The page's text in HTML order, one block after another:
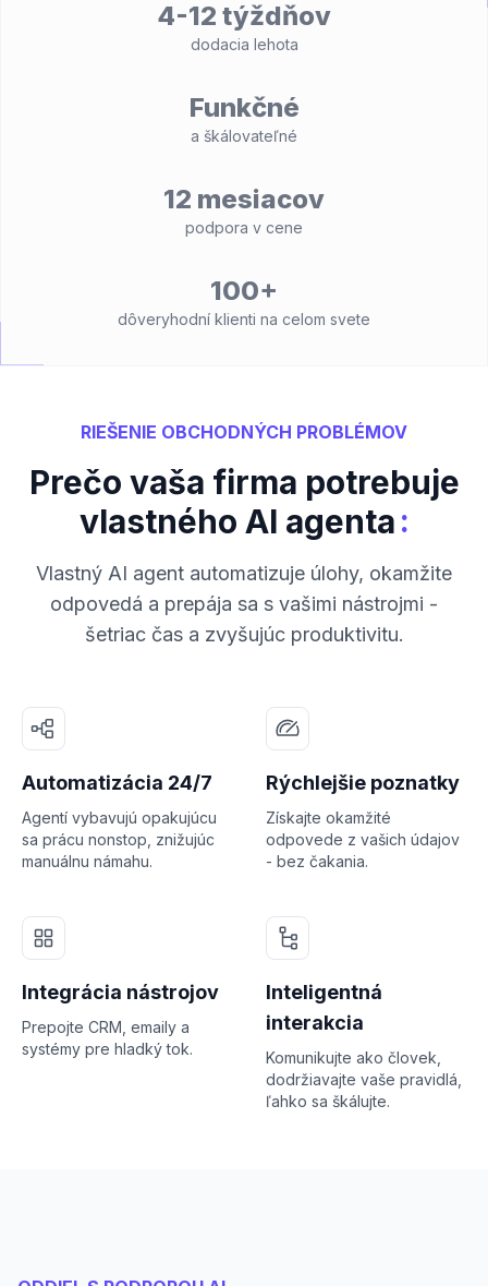
4-12 týždňov
dodacia lehota
Funkčné
a škálovateľné
12 mesiacov
podpora v cene
100+
dôveryhodní klienti na celom svete
RIEŠENIE OBCHODNÝCH PROBLÉMOV
Prečo vaša firma potrebuje
vlastného AI agenta:
Vlastný AI agent automatizuje úlohy, okamžite
odpovedá a prepája sa s vašimi nástrojmi -
šetriac čas a zvyšujúc produktivitu.
Automatizácia 24/7
Agentí vybavujú opakujúcu
sa prácu nonstop, znižujúc
manuálnu námahu.
Rýchlejšie poznatky
Získajte okamžité
odpovede z vašich údajov
- bez čakania.
Integrácia nástrojov
Prepojte CRM, emaily a
systémy pre hladký tok.
Inteligentná
interakcia
Komunikujte ako človek,
dodržiavajte vaše pravidlá,
ľahko sa škálujte.